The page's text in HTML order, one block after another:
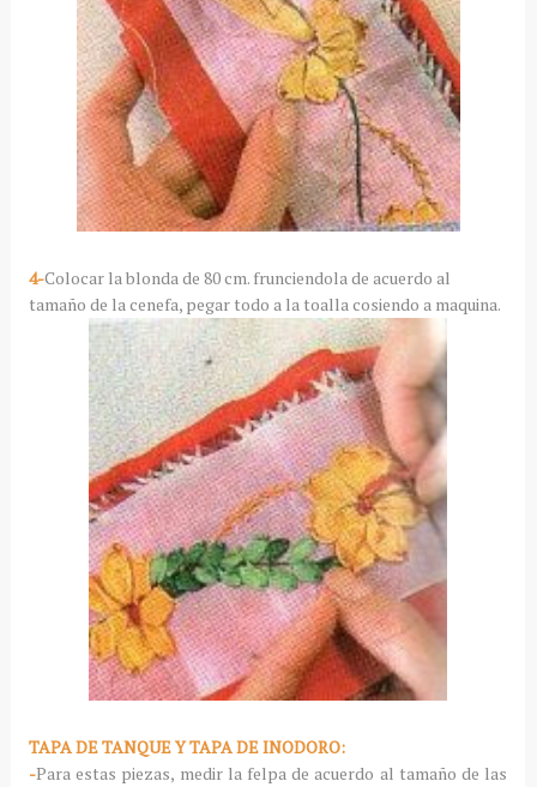
4-Colocar la blonda de 80 cm. frunciendola de acuerdo al
tamaño de la cenefa, pegar todo a la toalla cosiendo a maquina.
TAPA DE TANQUE Y TAPA DE INODORO:
-Para estas piezas, medir la felpa de acuerdo al tamaño de las